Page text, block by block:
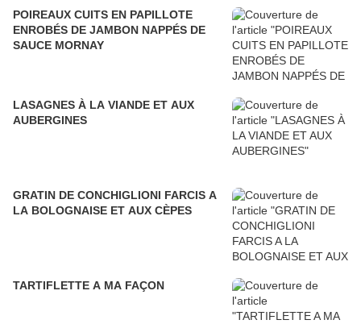
POIREAUX CUITS EN PAPILLOTE
ENROBÉS DE JAMBON NAPPÉS DE
SAUCE MORNAY
LASAGNES À LA VIANDE ET AUX
AUBERGINES
GRATIN DE CONCHIGLIONI FARCIS A
LA BOLOGNAISE ET AUX CÈPES
TARTIFLETTE A MA FAÇON